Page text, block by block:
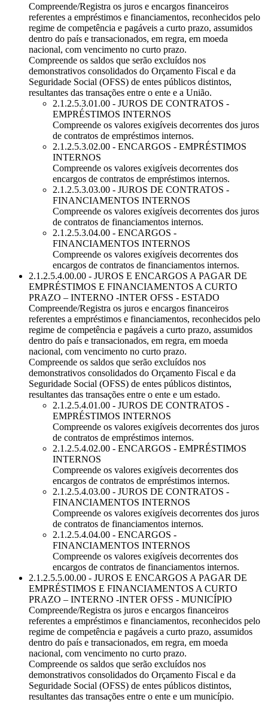
Compreende/Registra os juros e encargos financeiros
referentes a empréstimos e financiamentos, reconhecidos pelo
regime de competência e pagáveis a curto prazo, assumidos
dentro do país e transacionados, em regra, em moeda
nacional, com vencimento no curto prazo.
Compreende os saldos que serão excluídos nos
demonstrativos consolidados do Orçamento Fiscal e da
Seguridade Social (OFSS) de entes públicos distintos,
resultantes das transações entre o ente e a União.
2.1.2.5.3.01.00 - JUROS DE CONTRATOS -
EMPRÉSTIMOS INTERNOS
Compreende os valores exigíveis decorrentes dos juros
de contratos de empréstimos internos.
2.1.2.5.3.02.00 - ENCARGOS - EMPRÉSTIMOS
INTERNOS
Compreende os valores exigíveis decorrentes dos
encargos de contratos de empréstimos internos.
2.1.2.5.3.03.00 - JUROS DE CONTRATOS -
FINANCIAMENTOS INTERNOS
Compreende os valores exigíveis decorrentes dos juros
de contratos de financiamentos internos.
2.1.2.5.3.04.00 - ENCARGOS -
FINANCIAMENTOS INTERNOS
Compreende os valores exigíveis decorrentes dos
encargos de contratos de financiamentos internos.
2.1.2.5.4.00.00 - JUROS E ENCARGOS A PAGAR DE
EMPRÉSTIMOS E FINANCIAMENTOS A CURTO
PRAZO – INTERNO -INTER OFSS - ESTADO
Compreende/Registra os juros e encargos financeiros
referentes a empréstimos e financiamentos, reconhecidos pelo
regime de competência e pagáveis a curto prazo, assumidos
dentro do país e transacionados, em regra, em moeda
nacional, com vencimento no curto prazo.
Compreende os saldos que serão excluídos nos
demonstrativos consolidados do Orçamento Fiscal e da
Seguridade Social (OFSS) de entes públicos distintos,
resultantes das transações entre o ente e um estado.
2.1.2.5.4.01.00 - JUROS DE CONTRATOS -
EMPRÉSTIMOS INTERNOS
Compreende os valores exigíveis decorrentes dos juros
de contratos de empréstimos internos.
2.1.2.5.4.02.00 - ENCARGOS - EMPRÉSTIMOS
INTERNOS
Compreende os valores exigíveis decorrentes dos
encargos de contratos de empréstimos internos.
2.1.2.5.4.03.00 - JUROS DE CONTRATOS -
FINANCIAMENTOS INTERNOS
Compreende os valores exigíveis decorrentes dos juros
de contratos de financiamentos internos.
2.1.2.5.4.04.00 - ENCARGOS -
FINANCIAMENTOS INTERNOS
Compreende os valores exigíveis decorrentes dos
encargos de contratos de financiamentos internos.
2.1.2.5.5.00.00 - JUROS E ENCARGOS A PAGAR DE
EMPRÉSTIMOS E FINANCIAMENTOS A CURTO
PRAZO – INTERNO -INTER OFSS - MUNICÍPIO
Compreende/Registra os juros e encargos financeiros
referentes a empréstimos e financiamentos, reconhecidos pelo
regime de competência e pagáveis a curto prazo, assumidos
dentro do país e transacionados, em regra, em moeda
nacional, com vencimento no curto prazo.
Compreende os saldos que serão excluídos nos
demonstrativos consolidados do Orçamento Fiscal e da
Seguridade Social (OFSS) de entes públicos distintos,
resultantes das transações entre o ente e um município.